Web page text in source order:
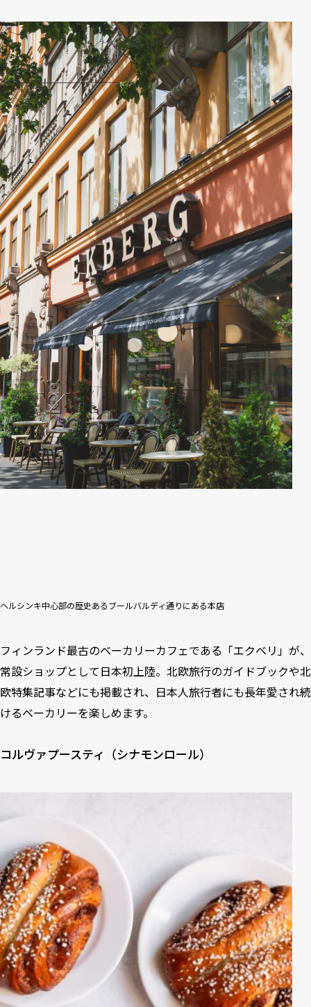
ヘルシンキ中心部の歴史あるブールバルディ通りにある本店
フィンランド最古のベーカリーカフェである「エクベリ」が、
常設ショップとして日本初上陸。北欧旅行のガイドブックや北
欧特集記事などにも掲載され、日本人旅行者にも長年愛され続
けるベーカリーを楽しめます。
コルヴァプースティ（シナモンロール）